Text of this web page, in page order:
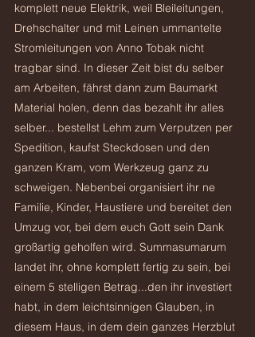
komplett neue Elektrik, weil Bleileitungen,
Drehschalter und mit Leinen ummantelte
Stromleitungen von Anno Tobak nicht
tragbar sind. In dieser Zeit bist du selber
am Arbeiten, fährst dann zum Baumarkt
Material holen, denn das bezahlt ihr alles
selber... bestellst Lehm zum Verputzen per
Spedition, kaufst Steckdosen und den
ganzen Kram, vom Werkzeug ganz zu
schweigen. Nebenbei organisiert ihr ne
Familie, Kinder, Haustiere und bereitet den
Umzug vor, bei dem euch Gott sein Dank
großartig geholfen wird. Summasumarum
landet ihr, ohne komplett fertig zu sein, bei
einem 5 stelligen Betrag...den ihr investiert
habt, in dem leichtsinnigen Glauben, in
diesem Haus, in dem dein ganzes Herzblut